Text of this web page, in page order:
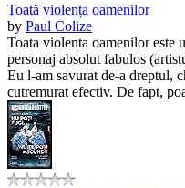
Toată violența oamenilor
by Paul Colize
Toata violenta oamenilor este
personaj absolut fabulos
Eu l-am savurat de-a dreptul,
cutremurat efectiv. De fapt,